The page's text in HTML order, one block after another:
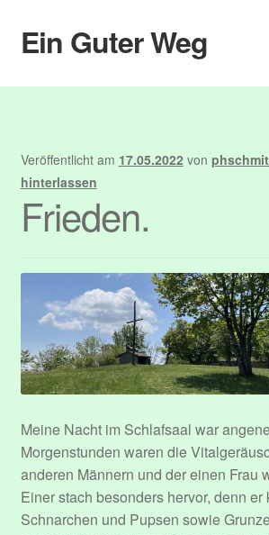
Zur
Navigation
Zum
Inhalt
Ein Guter Weg
Start
Anmelden
Benutzer
Blog
Booking
Booking Details
Datenschutzerklärung
Event Organizers
Event Types
Veröffentlicht am 17.05.2022 von
hinterlassen
Frieden.
Meine Nacht im Schlafsaal war
Morgenstunden waren die
anderen Männern und der einen Frau
Einer stach besonders hervor, denn er
Schnarchen und Pupsen sowie